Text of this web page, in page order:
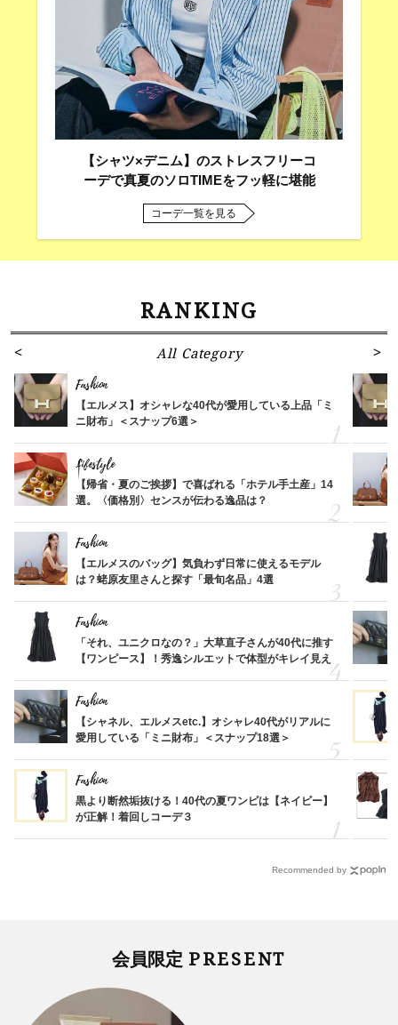
【シャツ×デニム】のストレスフリーコ
ーデで真夏のソロTIMEをフッ軽に堪能
コーデ一覧を見る
RANKING
All Category
Fashion
【エルメス】オシャレな40代が愛用している上品「ミ
ニ財布」＜スナップ6選＞
Lifestyle
【帰省・夏のご挨拶】で喜ばれる「ホテル手土産」14
選。〈価格別〉センスが伝わる逸品は？
Fashion
【エルメスのバッグ】気負わず日常に使えるモデル
は？蛯原友里さんと探す「最旬名品」4選
Fashion
「それ、ユニクロなの？」大草直子さんが40代に推す
【ワンピース】！秀逸シルエットで体型がキレイ見え
Fashion
【シャネル、エルメスetc.】オシャレ40代がリアルに
愛用している「ミニ財布」＜スナップ18選＞
Fashion
黒より断然垢抜ける！40代の夏ワンピは【ネイビー】
が正解！着回しコーデ３
Recommended by
会員限定 PRESENT